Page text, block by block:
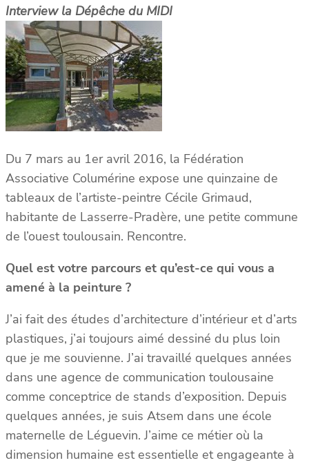
Interview la Dépêche du MIDI
Du 7 mars au 1er avril 2016, la Fédération
Associative Columérine expose une quinzaine de
tableaux de l’artiste-peintre Cécile Grimaud,
habitante de Lasserre-Pradère, une petite commune
de l’ouest toulousain. Rencontre.
Quel est votre parcours et qu’est-ce qui vous a
amené à la peinture ?
J’ai fait des études d’architecture d’intérieur et d’arts
plastiques, j’ai toujours aimé dessiné du plus loin
que je me souvienne. J’ai travaillé quelques années
dans une agence de communication toulousaine
comme conceptrice de stands d’exposition. Depuis
quelques années, je suis Atsem dans une école
maternelle de Léguevin. J’aime ce métier où la
dimension humaine est essentielle et engageante à